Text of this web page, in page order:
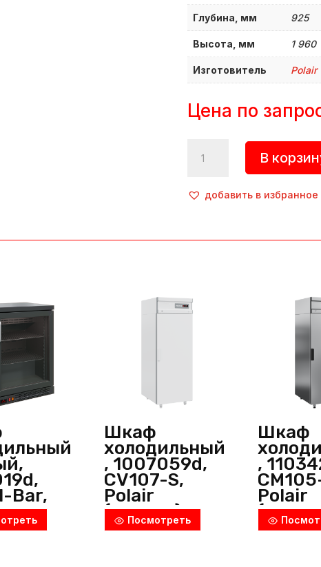
Глубина, мм 925
Высота, мм 1 960
Изготовитель Polair
Цена по
товара
холодильный,
В
добавить в избранное
Bar,
Шкаф
холодильный
, 1007059d,
CV107-S,
Polair
(Россия)
Посмотреть
Шкаф
,
Polair